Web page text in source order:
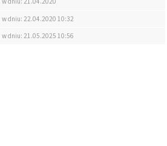
w dniu: 22.04.2020 10:32
w dniu: 21.05.2025 10:56